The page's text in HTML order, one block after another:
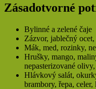
Zásadotvorné
Bylinné a zelené čaje
Zázvor, jablečný ocet,
Mák, med, rozinky,
Hrušky, mango,
nepasterizované olivy,
Hlávkový salát,
brambory, řepa,